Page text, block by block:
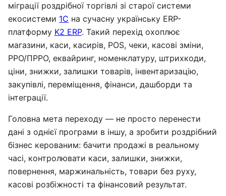
міграції роздрібної торгівлі зі старої системи
екосистеми 1С на сучасну українську ERP-
платформу K2 ERP. Такий перехід охоплює
магазини, каси, касирів, POS, чеки, касові зміни,
РРО/ПРРО, еквайринг, номенклатуру, штрихкоди,
ціни, знижки, залишки товарів, інвентаризацію,
закупівлі, переміщення, фінанси, дашборди та
інтеграції.
Головна мета переходу — не просто перенести
дані з однієї програми в іншу, а зробити роздрібний
бізнес керованим: бачити продажі в реальному
часі, контролювати каси, залишки, знижки,
повернення, маржинальність, товари без руху,
касові розбіжності та фінансовий результат.